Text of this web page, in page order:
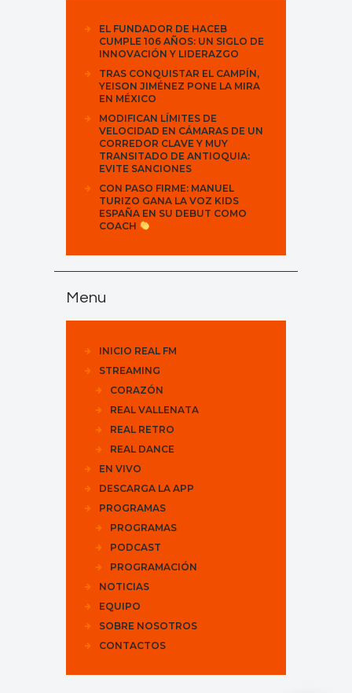
EL FUNDADOR DE HACEB
CUMPLE 106 AÑOS: UN SIGLO DE
INNOVACIÓN Y LIDERAZGO
TRAS CONQUISTAR EL CAMPÍN,
YEISON JIMÉNEZ PONE LA MIRA
EN MÉXICO
MODIFICAN LÍMITES DE
VELOCIDAD EN CÁMARAS DE UN
CORREDOR CLAVE Y MUY
TRANSITADO DE ANTIOQUIA:
EVITE SANCIONES
CON PASO FIRME: MANUEL
TURIZO GANA LA VOZ KIDS
ESPAÑA EN SU DEBUT COMO
COACH
Menu
INICIO REAL FM
STREAMING
CORAZÓN
REAL VALLENATA
REAL RETRO
REAL DANCE
EN VIVO
DESCARGA LA APP
PROGRAMAS
PROGRAMAS
PODCAST
PROGRAMACIÓN
NOTICIAS
EQUIPO
SOBRE NOSOTROS
CONTACTOS